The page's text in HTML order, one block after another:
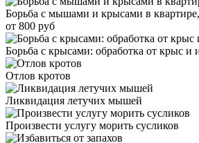
Борьба с мышами и крысами в
от 800 руб
Борьба с крысами: обработка от крыс и
Отлов кротов
Ликвидация летучих мышей
Произвести услугу морить сусликов